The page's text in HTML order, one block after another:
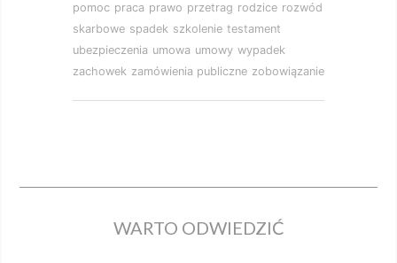
pomoc praca prawo przetrag rodzice rozwód
skarbowe spadek szkolenie testament
ubezpieczenia umowa umowy wypadek
zachowek zamówienia publiczne zobowiązanie
WARTO ODWIEDZIĆ